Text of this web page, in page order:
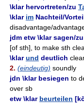
\klar hervortreten/zu
\klar im Nachteil/
disadvantage/
jdm etw \klar sagen/zu
[of sth], to make sth
\klarund deutlich
2. (eindeutig) soundly
jdn \klar besiegen to
over sb
etw \klar beurteilen